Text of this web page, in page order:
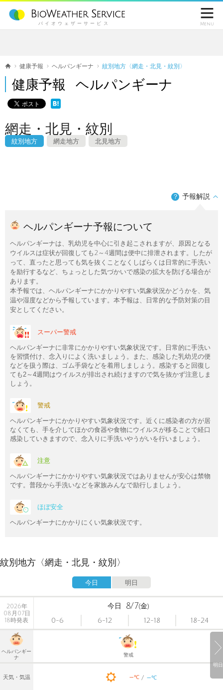
バイオウェザーサービス

Menu
健康予報 ヘルパンギーナ 紋別地方〈網走・北見・紋別〉
健康予報 ヘルパンギーナ
網走・北見・紋別
紋別地方 網走地方 北見地方
？ 予報解説
ヘルパンギーナ予報について
ヘルパンギーナは、乳幼児を中心に引き起こされますが、原因となる
ウイルスは症状が回復しても2～4週間は便中に排泄されます。したが
って、直ったと思っても気を抜くことなくしばらくは日常的に手洗い
を励行するなど、ちょっとした気づかいで感染の拡大を防げる場合が
あります。
本予報では、ヘルパンギーナにかかりやすい気象状況かどうかを、気
温や湿度などから予報しています。本予報は、日常的な予防対策の目
安としてください。
スーパー警戒
ヘルパンギーナに非常にかかりやすい気象状況です。日常的に手洗い
を習慣付け、念入りによく洗いましょう。また、感染した乳幼児の便
などを扱う際は、ゴム手袋などを着用しましょう。感染すると回復し
ても2～4週間はウイルスが排出され続けますので気を抜かず注意しま
しょう。
警戒
ヘルパンギーナにかかりやすい気象状況です。近くに感染者の方が居
なくても、手を介してほかの食器や食物にウイルスが移ることで経口
感染していきますので、念入りに手洗いやうがいを行いましょう。
注意
ヘルパンギーナにかかりやすい気象状況ではありませんが安心は禁物
です。普段から手洗いなどを家族みんなで励行しましょう。
ほぼ安全
ヘルパンギーナにかかりにくい気象状況です。
紋別地方〈網走・北見・紋別〉
今日 明日
明日
2026年
08月07日
18時発表
今日 8/7(金)
0-6
6-12 12-18 18-24
ヘルパンギー
ナ
警戒
天気・気温 -℃ -℃